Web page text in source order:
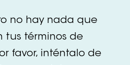
no hay nada que
tus términos de
favor, inténtalo de